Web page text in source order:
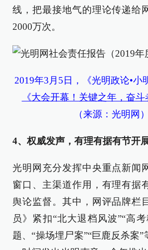
线，把最接地气的理论传递给
2000万次。
2019年3月5日，《光明政论•小
《大会开幕！关键之年，奋斗
（来源：光明网）
4、权威发声，有理有据有节开
光明网充分发挥中央重点新闻
窗口、主渠道作用，有理有据
舆论监督。其中，网评品牌栏
员》紧扣“北大退档风波”“高
题、“操场埋尸案”“巨鹿反杀案